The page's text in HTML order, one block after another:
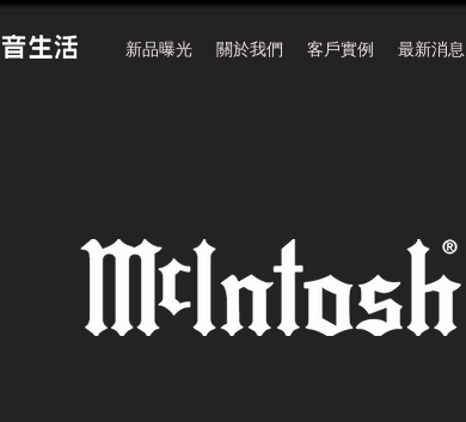
新品曝光 關於我們 客戶實例 最新消息